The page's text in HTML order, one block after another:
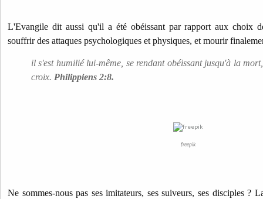
L'Evangile dit aussi qu'il a été obéissant par rapport aux choix
souffrir des attaques psychologiques et physiques, et mourir
il s'est humilié lui-même, se rendant obéissant jusqu'à la
croix. Philippiens 2:8.
freepik
Ne sommes-nous pas ses imitateurs, ses suiveurs, ses disciples ?